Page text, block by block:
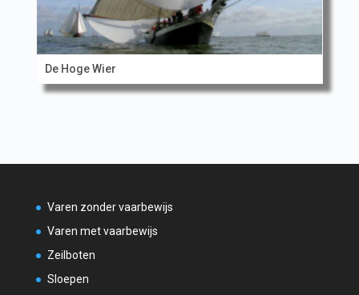
De Hoge Wier
Varen zonder vaarbewijs
Varen met vaarbewijs
Zeilboten
Sloepen